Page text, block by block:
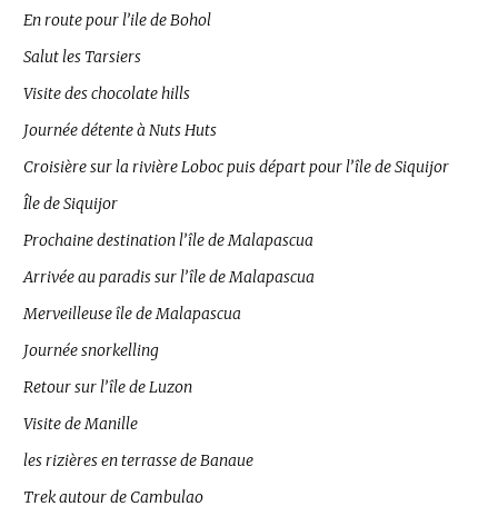
En route pour l’ile de Bohol
Salut les Tarsiers
Visite des chocolate hills
Journée détente à Nuts Huts
Croisière sur la rivière Loboc puis départ pour l’île de Siquijor
Île de Siquijor
Prochaine destination l’île de Malapascua
Arrivée au paradis sur l’île de Malapascua
Merveilleuse île de Malapascua
Journée snorkelling
Retour sur l’île de Luzon
Visite de Manille
les rizières en terrasse de Banaue
Trek autour de Cambulao